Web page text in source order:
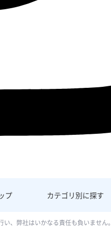
プ カテゴリ別に探す
、弊社はいかなる責任も負いません。